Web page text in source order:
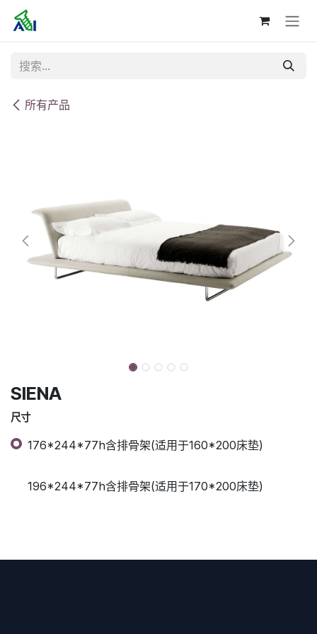
跳至内容
所有产品
SIENA
尺寸
176*244*77h含排骨架(适用于160*200床垫)
196*244*77h含排骨架(适用于170*200床垫)